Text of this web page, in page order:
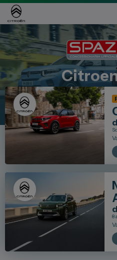
Automobili
Abarth
Lancia
Alfa Romeo
Jeep
Peugeot
Citroen
Leapmotor
Toyota
DR
8